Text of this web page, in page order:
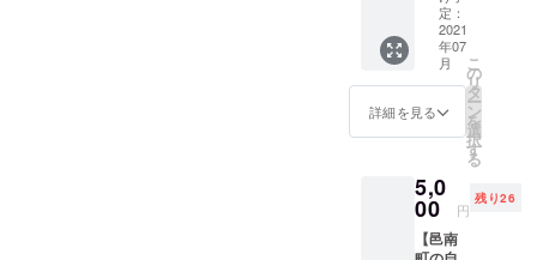
他の方
への提
供は可
能で
す。 ※
複数枚
ります
ルハー
ブティ2
種x10
包】 ◆
オリジ
ナル
ハーブ
ティ 2
種x10包
◆お礼
状 ※送
料込み
※郵送で
定：
2021
年07
月
詳細を見る
こ
の
リ
タ
ー
ン
を
選
択
す
る
5,0
00 円
残り26
【邑南